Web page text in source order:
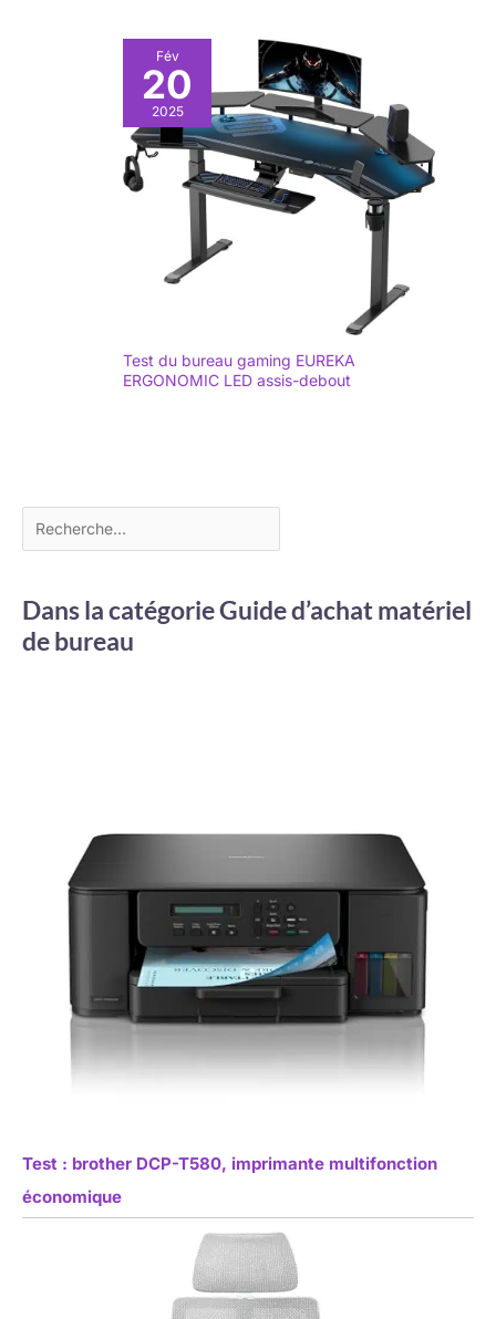
Fév
20
2025
Test du bureau gaming EUREKA
ERGONOMIC LED assis-debout
Dans la catégorie Guide d’achat matériel
de bureau
Test : brother DCP-T580, imprimante multifonction
économique